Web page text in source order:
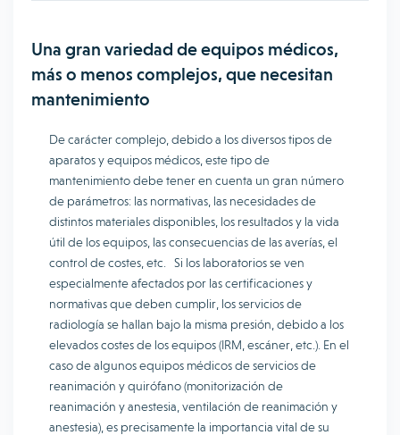
Una gran variedad de equipos médicos,
más o menos complejos, que necesitan
mantenimiento
De carácter complejo, debido a los diversos tipos de
aparatos y equipos médicos, este tipo de
mantenimiento debe tener en cuenta un gran número
de parámetros: las normativas, las necesidades de
distintos materiales disponibles, los resultados y la vida
útil de los equipos, las consecuencias de las averías, el
control de costes, etc. Si los laboratorios se ven
especialmente afectados por las certificaciones y
normativas que deben cumplir, los servicios de
radiología se hallan bajo la misma presión, debido a los
elevados costes de los equipos (IRM, escáner, etc.). En el
caso de algunos equipos médicos de servicios de
reanimación y quirófano (monitorización de
reanimación y anestesia, ventilación de reanimación y
anestesia), es precisamente la importancia vital de su